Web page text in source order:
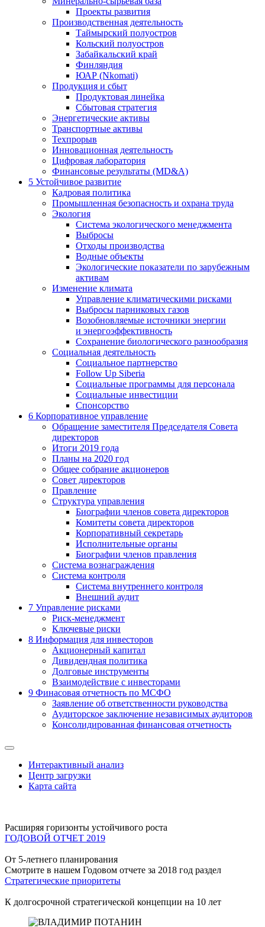
Проекты развития
Производственная деятельность
Таймырский полуостров
Кольский полуостров
Забайкальский край
Финляндия
ЮАР (Nkomati)
Продукция и сбыт
Продуктовая линейка
Сбытовая стратегия
Энергетические активы
Транспортные активы
Техпрорыв
Инновационная деятельность
Цифровая лаборатория
Финансовые результаты (MD&A)
5 Устойчивое развитие
Кадровая политика
Промышленная безопасность и охрана труда
Экология
Система экологического менеджмента
Выбросы
Отходы производства
Водные объекты
Экологические показатели по зарубежным
активам
Изменение климата
Управление климатическими рисками
Выбросы парниковых газов
Возобновляемые источники энергии
и энергоэффективность
Сохранение биологического разнообразия
Социальная деятельность
Социальное партнерство
Follow Up Siberia
Социальные программы для персонала
Социальные инвестиции
Спонсорство
6 Корпоративное управление
Обращение заместителя Председателя Совета
директоров
Итоги 2019 года
Планы на 2020 год
Общее собрание акционеров
Совет директоров
Правление
Структура управления
Биографии членов совета директоров
Комитеты совета директоров
Корпоративный секретарь
Исполнительные органы
Биографии членов правления
Система вознаграждения
Система контроля
Система внутреннего контроля
Внешний аудит
7 Управление рисками
Риск-менеджмент
Ключевые риски
8 Информация для инвесторов
Акционерный капитал
Дивидендная политика
Долговые инструменты
Взаимодействие с инвеcторами
9 Финасовая отчетность по МСФО
Заявление об ответственности руководства
Аудиторское заключение независимых аудиторов
Консолидированная финансовая отчетность
Интерактивный анализ
Центр загрузки
Карта сайта
Расширяя горизонты устойчивого роста
ГОДОВОЙ ОТЧЕТ 2019
От 5-летнего планирования
Смотрите в нашем Годовом отчете за 2018 год раздел
Стратегические приоритеты
К долгосрочной стратегической концепции на 10 лет